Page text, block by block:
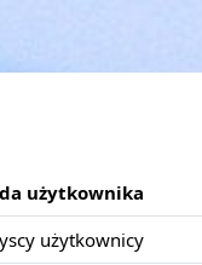
użytkownika
użytkownicy